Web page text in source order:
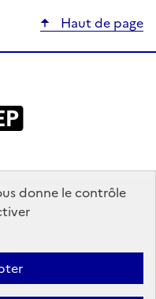
donne le contrôle
Haut de page